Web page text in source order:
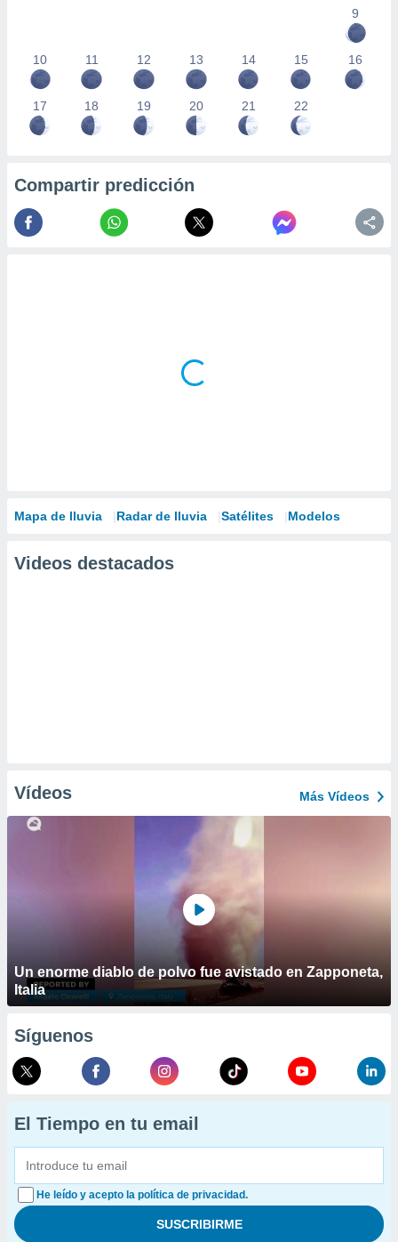
9
10 11 12 13 14 15 16
17 18 19 20 21 22
Compartir predicción
Mapa de lluvia Radar de lluvia Satélites Modelos
Videos destacados
Vídeos Más Vídeos
Un enorme diablo de polvo fue avistado en Zapponeta,
Italia
Síguenos
El Tiempo en tu email
He leído y acepto la política de privacidad.